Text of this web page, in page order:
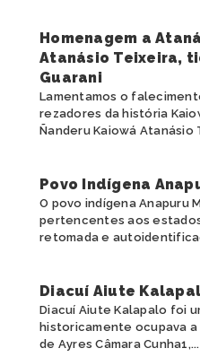
Homenagem a
Atanásio Teixeira,
Guarani
Lamentamos o
rezadores da história
Ñanderu Kaiowá Atanásio
Povo Indígena
O povo indígena Anapuru
pertencentes aos
retomada e
Diacuí Aiute
Diacuí Aiute Kalapalo foi
historicamente ocupava
de Ayres Câmara Cunha1,...